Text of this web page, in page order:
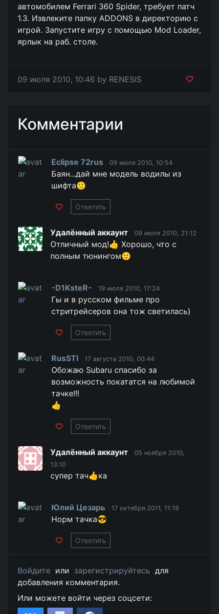
автомобилем Ferrari 360 Spider, требует патч
1.3. Извлеките папку ADDONS в директорию с
игрой. Запустите игру с помощью Mod Loader,
ярлык на раб. столе.
09 июля 2010, 10:46 by RENESiS
Комментарии
Eclipse 72rus 09 июля 2010, 10:54
Баян...дай мне модель водилы из
шифта🙂
Ответить
Удалённый аккаунт 09 июля 2010, 21:12
Отличный мод!👍 Хорошо, что с
полным тюнингом🙂
-D1KsteR- 19 июля 2010, 17:24
Гы и в русском фильме про
стритрейсеров она тож светилась)
Ответить
RusSTI 17 августа 2010, 00:44
Обожаю Subaru спасибо за
возможность покататся на любимой
тачке!!!
👍
Ответить
Удалённый аккаунт
05 ноября 2010,
13:10
супер тач👍ка
Юлий Цезарь 17 октября 2011, 11:19
Норм тачка😎
Ответить
Войдите или зарегистрируйтесь для
добавления комментария.
Или можете войти через соцсети: